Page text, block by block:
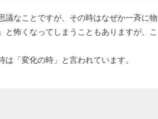
議なことですが、その時はなぜか一斉に物
怖くなってしまうこともありますが、こ
「変化の時」と言われています。